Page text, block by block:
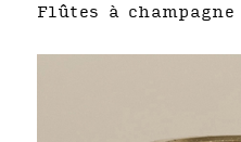
Flûtes à champagne